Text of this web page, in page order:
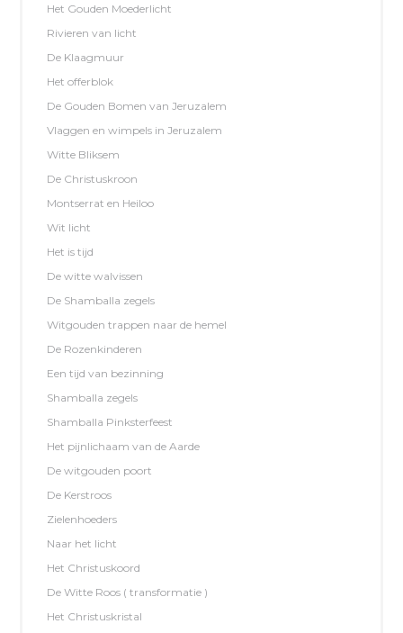
Het Gouden Moederlicht
Rivieren van licht
De Klaagmuur
Het offerblok
De Gouden Bomen van Jeruzalem
Vlaggen en wimpels in Jeruzalem
Witte Bliksem
De Christuskroon
Montserrat en Heiloo
Wit licht
Het is tijd
De witte walvissen
De Shamballa zegels
Witgouden trappen naar de hemel
De Rozenkinderen
Een tijd van bezinning
Shamballa zegels
Shamballa Pinksterfeest
Het pijnlichaam van de Aarde
De witgouden poort
De Kerstroos
Zielenhoeders
Naar het licht
Het Christuskoord
De Witte Roos ( transformatie )
Het Christuskristal